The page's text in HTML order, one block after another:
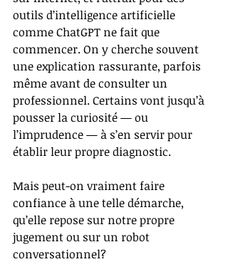
outils d’intelligence artificielle
comme ChatGPT ne fait que
commencer. On y cherche souvent
une explication rassurante, parfois
même avant de consulter un
professionnel. Certains vont jusqu’à
pousser la curiosité — ou
l’imprudence — à s’en servir pour
établir leur propre diagnostic.
Mais peut-on vraiment faire
confiance à une telle démarche,
qu’elle repose sur notre propre
jugement ou sur un robot
conversationnel?